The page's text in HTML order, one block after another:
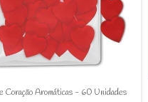
Coração Aromáticas - 60 Unidades